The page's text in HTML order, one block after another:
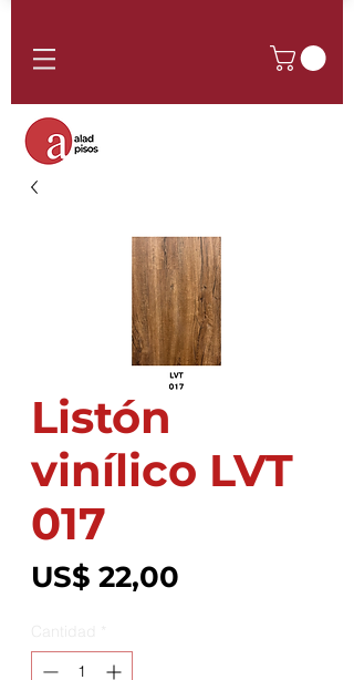
Listón
vinílico LVT
017
US$ 22,00